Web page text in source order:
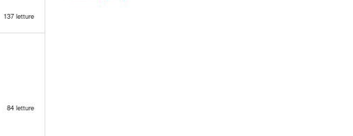
137 letture
84 letture